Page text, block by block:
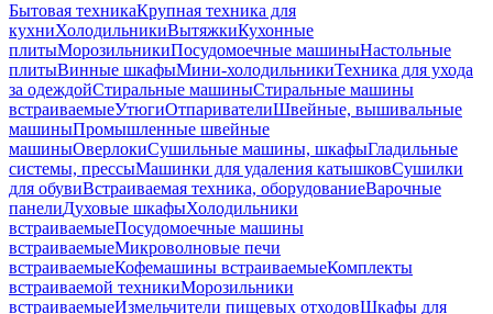
Бытовая техникаКрупная техника для
кухниХолодильникиВытяжкиКухонные
плитыМорозильникиПосудомоечные машиныНастольные
плитыВинные шкафыМини-холодильникиТехника для ухода
за одеждойСтиральные машиныСтиральные машины
встраиваемыеУтюгиОтпаривателиШвейные, вышивальные
машиныПромышленные швейные
машиныОверлокиСушильные машины, шкафыГладильные
системы, прессыМашинки для удаления катышковСушилки
для обувиВстраиваемая техника, оборудованиеВарочные
панелиДуховые шкафыХолодильники
встраиваемыеПосудомоечные машины
встраиваемыеМикроволновые печи
встраиваемыеКофемашины встраиваемыеКомплекты
встраиваемой техникиМорозильники
встраиваемыеИзмельчители пищевых отходовШкафы для